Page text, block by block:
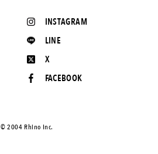
INSTAGRAM
LINE
X
FACEBOOK
©️ 2004 Rhino Inc.